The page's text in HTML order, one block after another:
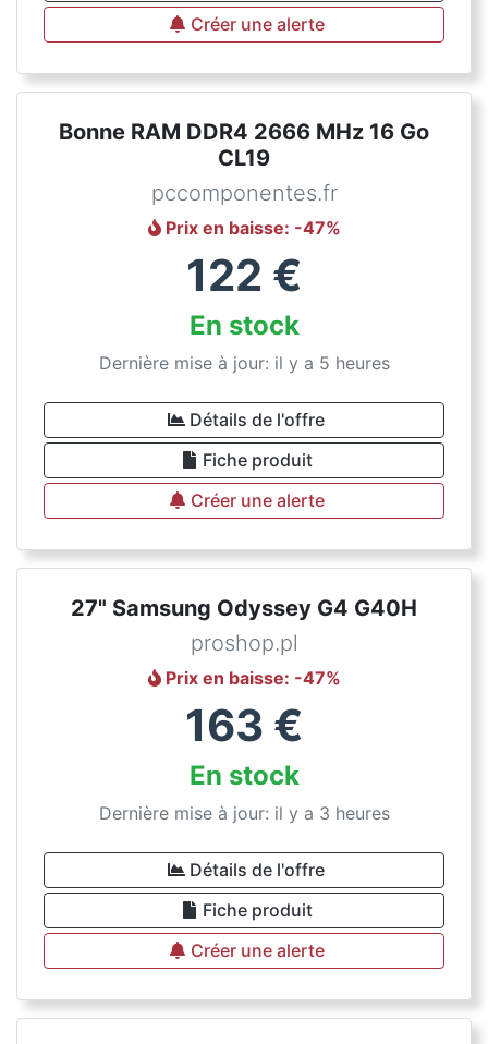
Créer une alerte
Bonne RAM DDR4 2666 MHz 16 Go
CL19
pccomponentes.fr
Prix en baisse: -47%
122 €
En stock
Dernière mise à jour: il y a 5 heures
Détails de l'offre
Fiche produit
Créer une alerte
27" Samsung Odyssey G4 G40H
proshop.pl
Prix en baisse: -47%
163 €
En stock
Dernière mise à jour: il y a 3 heures
Détails de l'offre
Fiche produit
Créer une alerte